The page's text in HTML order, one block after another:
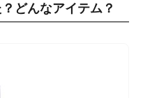
どんなアイテム？